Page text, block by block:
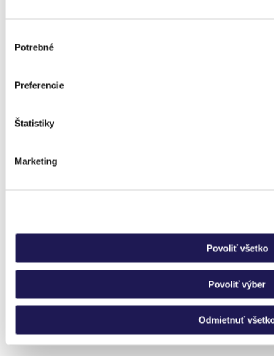
súhlasu
Potrebné
Preferencie
Štatistiky
Marketing
Povoliť všetko
Povoliť výber
Odmietnuť